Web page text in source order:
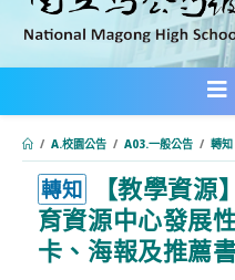
內
/ A.校園公告 / A03.一般公告 / 轉
轉知
【教學資
育資源中心發展
卡、海報及推薦